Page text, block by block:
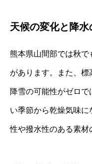
天候の変化と降水
熊本県山間部では秋
があります。また、
降雪の可能性がゼロ
い季節から乾燥気味
性や撥水性のある素材